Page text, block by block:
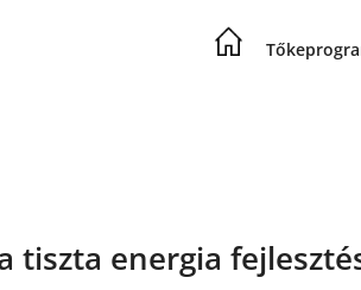
tiszta energia